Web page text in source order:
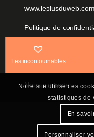
Les incontournables
www.leplusduweb.com
Politique de
Plan du site
Mentions légales
Nous contacter
Notre site utilise des
statistiques de
En
Personnaliser